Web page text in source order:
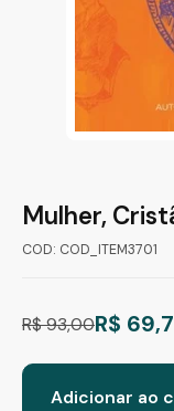
Mulher,
COD: COD_ITEM3701
R$ 93,00R$
Adicionar ao